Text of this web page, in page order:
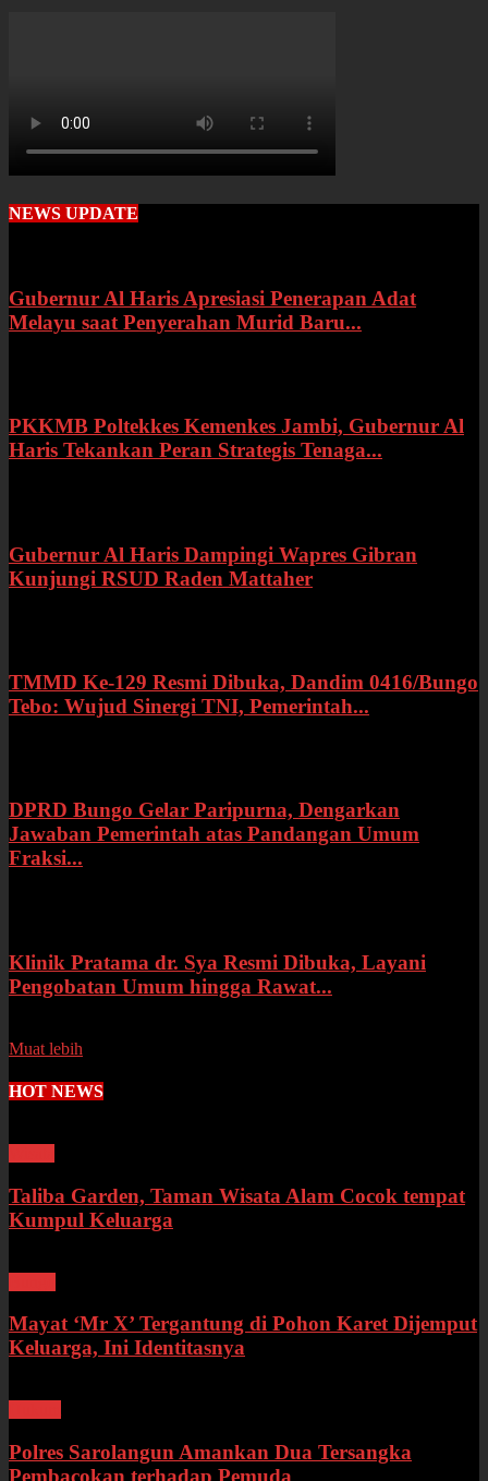
NEWS UPDATE
Gubernur Al Haris Apresiasi Penerapan Adat
Melayu saat Penyerahan Murid Baru...
PKKMB Poltekkes Kemenkes Jambi, Gubernur Al
Haris Tekankan Peran Strategis Tenaga...
Gubernur Al Haris Dampingi Wapres Gibran
Kunjungi RSUD Raden Mattaher
TMMD Ke-129 Resmi Dibuka, Dandim 0416/Bungo
Tebo: Wujud Sinergi TNI, Pemerintah...
DPRD Bungo Gelar Paripurna, Dengarkan
Jawaban Pemerintah atas Pandangan Umum
Fraksi...
Klinik Pratama dr. Sya Resmi Dibuka, Layani
Pengobatan Umum hingga Rawat...
Muat lebih
HOT NEWS
Taliba Garden, Taman Wisata Alam Cocok tempat
Kumpul Keluarga
Mayat ‘Mr X’ Tergantung di Pohon Karet Dijemput
Keluarga, Ini Identitasnya
Polres Sarolangun Amankan Dua Tersangka
Pembacokan terhadap Pemuda